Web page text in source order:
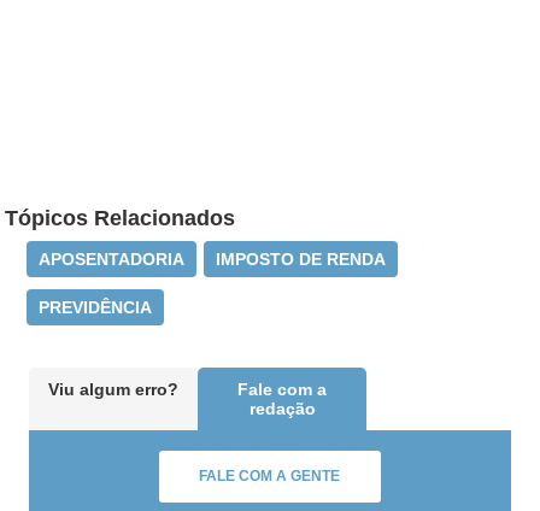
Tópicos Relacionados
APOSENTADORIA IMPOSTO DE RENDA
PREVIDÊNCIA
Viu algum erro?
Fale com a
redação
FALE COM A GENTE